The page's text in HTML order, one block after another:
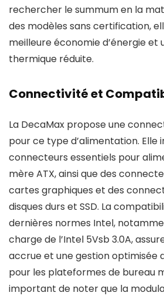
rechercher le summum en la
des modèles sans certification,
meilleure économie d’énergie et
thermique réduite.
Connectivité et
La DecaMax propose une
pour ce type d’alimentation. Elle
connecteurs essentiels pour
mère ATX, ainsi que des
cartes graphiques et des
disques durs et SSD. La
dernières normes Intel,
charge de l’Intel 5Vsb 3.0A,
accrue et une gestion optimisée
pour les plateformes de bureau
important de noter que la